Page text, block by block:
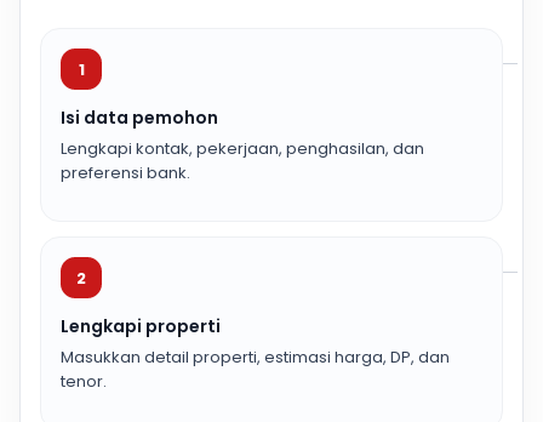
1
Isi data pemohon
Lengkapi kontak, pekerjaan, penghasilan, dan
preferensi bank.
2
Lengkapi properti
Masukkan detail properti, estimasi harga, DP, dan
tenor.